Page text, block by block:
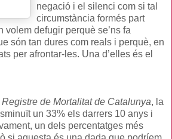
negació i el silenci com si tal
circumstància formés part
volem defugir perquè se’ns fa
són tan dures com reals i perquè, en
per afrontar-les. Una d’elles és el
Registre de Mortalitat de Catalunya, la
un 33% els darrers 10 anys i
un dels percentatges més